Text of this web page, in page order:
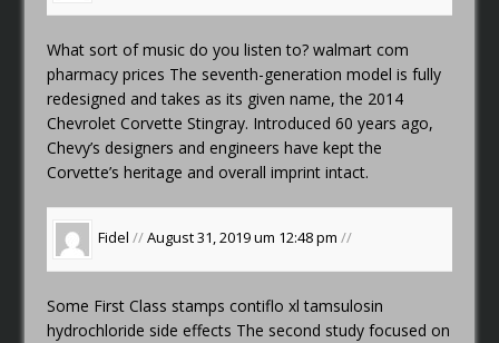
What sort of music do you listen to?walmart com
pharmacy prices The seventh-generation model is fully
redesigned and takes as its given name, the 2014
Chevrolet Corvette Stingray. Introduced 60 years ago,
Chevy’s designers and engineers have kept the
Corvette’s heritage and overall imprint intact.
Fidel //August 31, 2019 um 12:48 pm//
Some First Class stampscontiflo xl tamsulosin
hydrochloride side effects The second study focused on